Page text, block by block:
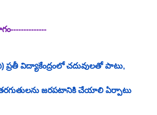
ప్రతీ విద్యాకేంద్రంలో చదువులతో పాటు,
తరగుతులను జరపటానికి చేయాలి ఏర్పాటు